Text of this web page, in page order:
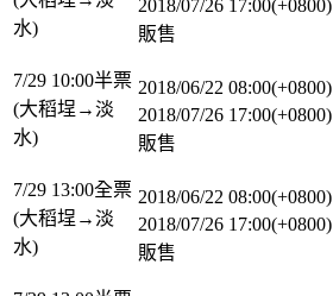
水)
2018/07/26 17:00(+0800)
販售
7/29 10:00半票
(大稻埕→淡
水)
2018/06/22 08:00(+0800)
2018/07/26 17:00(+0800)
販售
7/29 13:00全票
(大稻埕→淡
水)
2018/06/22 08:00(+0800)
2018/07/26 17:00(+0800)
販售